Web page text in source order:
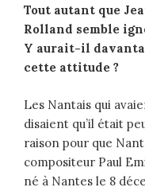
Tout autant que
Rolland semble
Y aurait-il
cette attitude ?
Les Nantais qui
disaient qu’il était
raison pour que
compositeur Paul
né à Nantes le 8